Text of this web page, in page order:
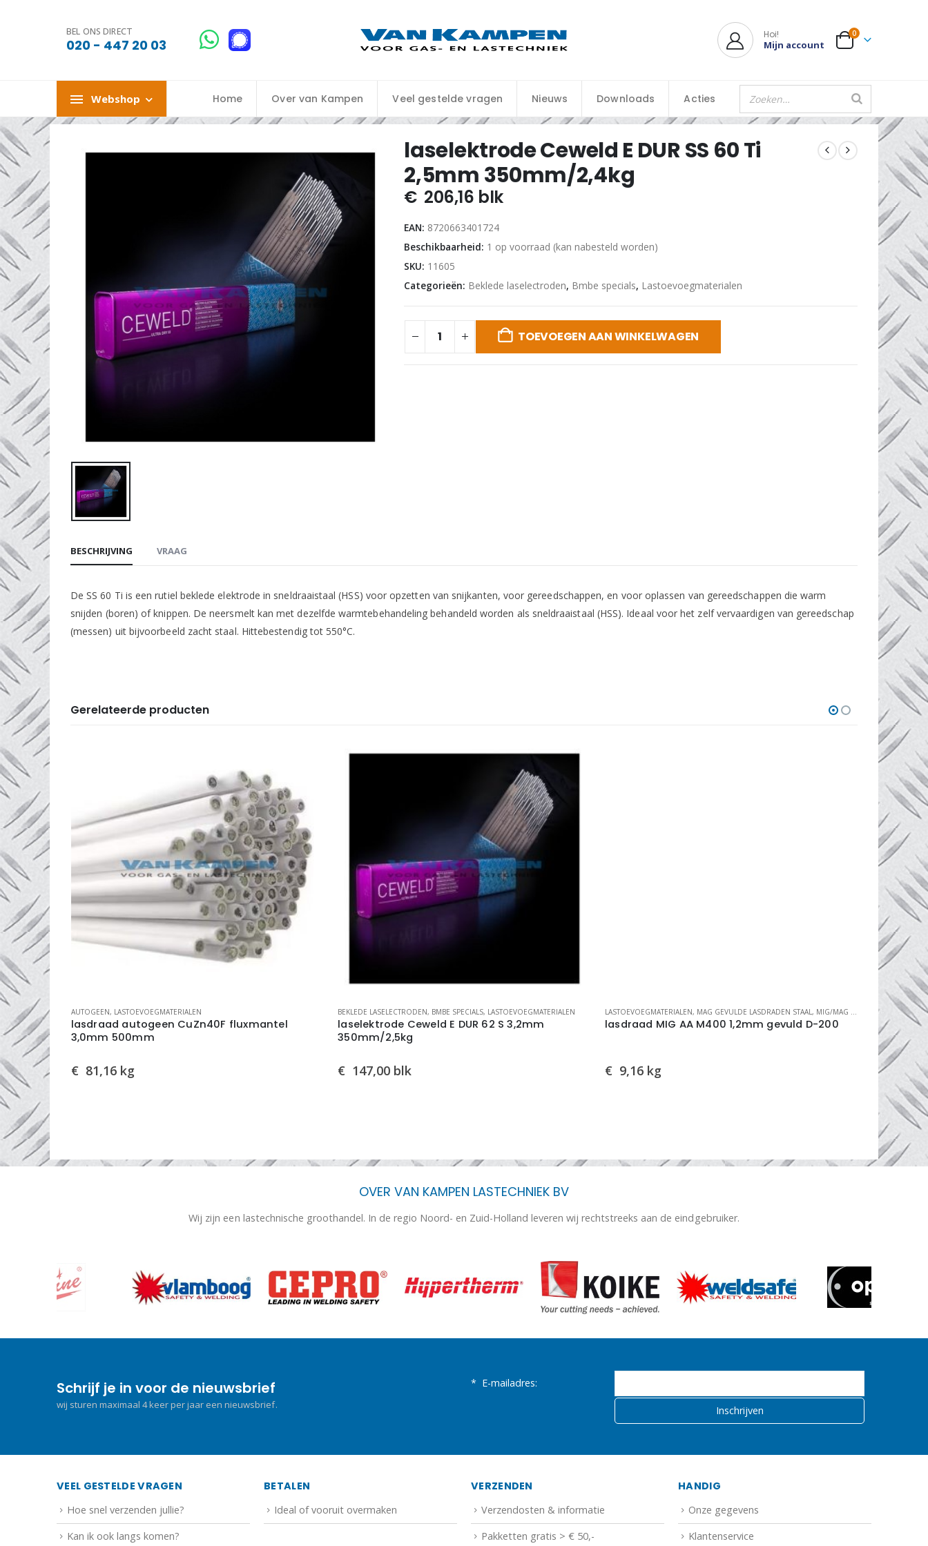
BEL ONS DIRECT
020 - 447 20 03
Hoi!
Mijn account
0
Webshop Home Over van Kampen Veel gestelde vragen Nieuws Downloads Acties
laselektrode Ceweld E DUR SS 60 Ti
2,5mm 350mm/2,4kg
€ 206,16 blk
EAN: 8720663401724
Beschikbaarheid: 1 op voorraad (kan nabesteld worden)
SKU: 11605
Categorieën: Beklede laselectroden, Bmbe specials, Lastoevoegmaterialen
TOEVOEGEN AAN WINKELWAGEN
BESCHRIJVING VRAAG
De SS 60 Ti is een rutiel beklede elektrode in sneldraaistaal (HSS) voor opzetten van snijkanten, voor gereedschappen, en voor oplassen van gereedschappen die warm
snijden (boren) of knippen. De neersmelt kan met dezelfde warmtebehandeling behandeld worden als sneldraaistaal (HSS). Ideaal voor het zelf vervaardigen van gereedschap
(messen) uit bijvoorbeeld zacht staal. Hittebestendig tot 550°C.
Gerelateerde producten
AUTOGEEN, LASTOEVOEGMATERIALEN
lasdraad autogeen CuZn40F fluxmantel
3,0mm 500mm
€ 81,16 kg
BEKLEDE LASELECTRODEN, BMBE SPECIALS, LASTOEVOEGMATERIALEN
laselektrode Ceweld E DUR 62 S 3,2mm
350mm/2,5kg
€ 147,00 blk
LASTOEVOEGMATERIALEN, MAG GEVULDE LASDRADEN STAAL, MIG/MAG LASDRADEN
lasdraad MIG AA M400 1,2mm gevuld D-200
€ 9,16 kg
lasdraad
300
OVER VAN KAMPEN LASTECHNIEK BV
Wij zijn een lastechnische groothandel. In de regio Noord- en Zuid-Holland leveren wij rechtstreeks aan de eindgebruiker.
Schrijf je in voor de nieuwsbrief
wij sturen maximaal 4 keer per jaar een nieuwsbrief.
* E-mailadres:
VEEL GESTELDE VRAGEN
Hoe snel verzenden jullie?
Kan ik ook langs komen?
BETALEN
Ideal of vooruit overmaken
VERZENDEN
Verzendosten & informatie
Pakketten gratis > € 50,-
HANDIG
Onze gegevens
Klantenservice